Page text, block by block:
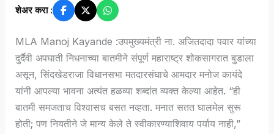
शेअर करा :
MLA Manoj Kayande :उपमुख्यमंत्री ना. अजितदादा पवार यांच्या
दुर्दैवी अपघाती निधनाच्या बातमीने संपूर्ण महाराष्ट्र शोकसागरात बुडाला
असून, सिंदखेडराजा विधानसभा मतदारसंघाचे आमदार मनोज कायंदे
यांनी आपल्या भावना अत्यंत हळव्या शब्दांत व्यक्त केल्या आहेत. “ही
बातमी समजताच विश्वासच बसत नव्हता. मनात सतत घालमेल सुरू
होती; पण नियतीने जे मान्य केले ते स्वीकारण्याशिवाय पर्याय नाही,”